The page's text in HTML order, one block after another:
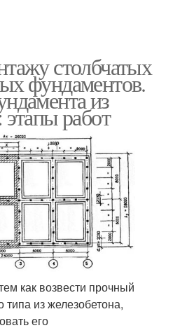
столбчатых
фундаментов.
из
работ
как возвести прочный
типа из железобетона,
его